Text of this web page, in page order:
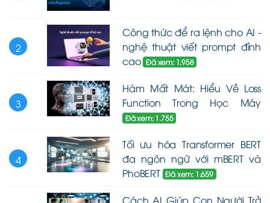
2
Công thức để ra lệnh cho AI -
nghệ thuật viết prompt đỉnh
cao Đã xem: 1.958
3
Hàm Mất Mát: Hiểu Về Loss
Function Trong Học Máy
Đã xem: 1.755
4
Tối ưu hóa Transformer BERT
đa ngôn ngữ với mBERT và
PhoBERT Đã xem: 1.659
Cách AI Giúp Con Người Trở